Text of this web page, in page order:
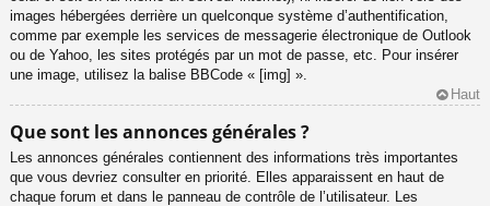
images hébergées derrière un quelconque système d’authentification,
comme par exemple les services de messagerie électronique de Outlook
ou de Yahoo, les sites protégés par un mot de passe, etc. Pour insérer
une image, utilisez la balise BBCode « [img] ».
Haut
Que sont les annonces générales ?
Les annonces générales contiennent des informations très importantes
que vous devriez consulter en priorité. Elles apparaissent en haut de
chaque forum et dans le panneau de contrôle de l’utilisateur. Les